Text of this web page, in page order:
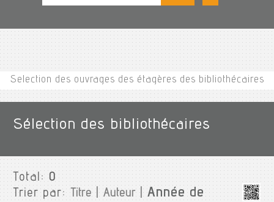
Selection des ouvrages des étagères des bibliothécaires
Sélection des bibliothécaires
Total:0
Trier par: Titre|Auteur|Année de